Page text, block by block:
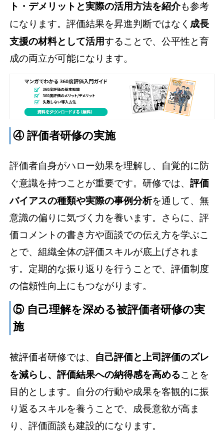
ト・デメリットと実際の活用方法を紹介も参考
になります。評価結果を昇進判断ではなく 成長
支援の材料として活用することで、公平性と育
成の両立が可能になります。
④ 評価者研修の実施
評価者自身がハロー効果を理解し、自覚的に防
ぐ意識を持つことが重要です。研修では、評価
バイアスの種類や実際の事例分析を通して、無
意識の偏りに気づく力を養います。さらに、評
価コメントの書き方や面談での伝え方を学ぶこ
とで、組織全体の評価スキルが底上げされま
す。定期的な振り返りを行うことで、評価制度
の信頼性向上にもつながります。
⑤ 自己理解を深める被評価者研修の実
施
被評価者研修では、 自己評価と上司評価のズレ
を減らし、評価結果への納得感を高めることを
目的とします。自分の行動や成果を客観的に振
り返るスキルを養うことで、成長意欲が高ま
り、評価面談も建設的になります。